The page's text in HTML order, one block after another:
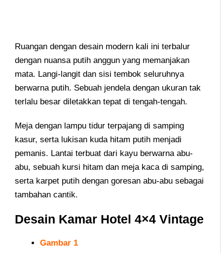
Ruangan dengan desain modern kali ini terbalur
dengan nuansa putih anggun yang memanjakan
mata. Langi-langit dan sisi tembok seluruhnya
berwarna putih. Sebuah jendela dengan ukuran tak
terlalu besar diletakkan tepat di tengah-tengah.
Meja dengan lampu tidur terpajang di samping
kasur, serta lukisan kuda hitam putih menjadi
pemanis. Lantai terbuat dari kayu berwarna abu-
abu, sebuah kursi hitam dan meja kaca di samping,
serta karpet putih dengan goresan abu-abu sebagai
tambahan cantik.
Desain Kamar Hotel 4×4 Vintage
Gambar 1